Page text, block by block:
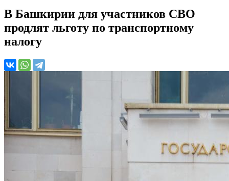
В Башкирии для участников СВО
продлят льготу по транспортному
налогу